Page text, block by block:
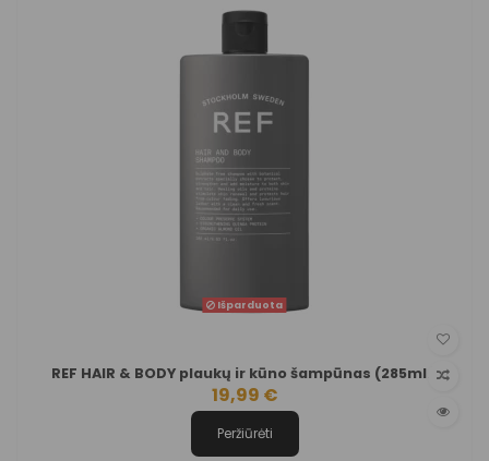
Išparduota
REF HAIR & BODY plaukų ir kūno šampūnas (285ml.)
19,99 €
Peržiūrėti